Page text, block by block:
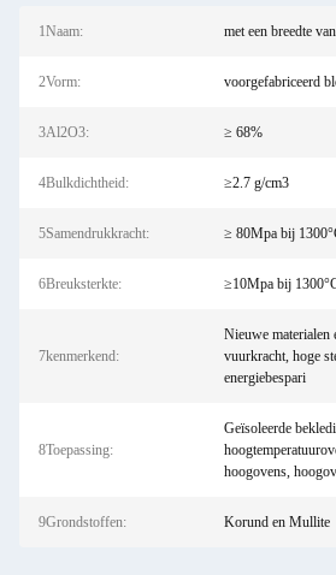
1Naam: met een breedte
2Vorm: voorgefabriceerd
3Al2O3: ≥ 68%
4Bulkdichtheid: ≥2.7 g/cm3
5Samendrukkracht: ≥ 80Mpa bij
6Breuksterkte: ≥10Mpa bij
7kenmerkend:
Nieuwe materialen
vuurkracht, hoge
energiebespari
8Toepassing:
Geïsoleerde
hoogovens,
9Grondstoffen: Korund en Mullite